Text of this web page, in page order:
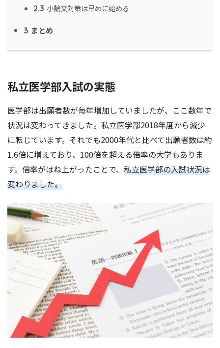
2.3 小論文対策は早めに始める
3 まとめ
私立医学部入試の実態
医学部は出願者数が毎年増加していましたが、ここ数年で
状況は変わってきました。私立医学部2018年度から減少
に転じています。それでも2000年代と比べて出願者数は約
1.6倍に増えており、100倍を超える倍率の大学もありま
す。倍率がはね上がったことで、 私立医学部の入試状況は
変わりました。